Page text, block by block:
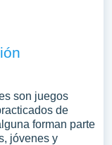
son juegos
de
forman parte
jóvenes y